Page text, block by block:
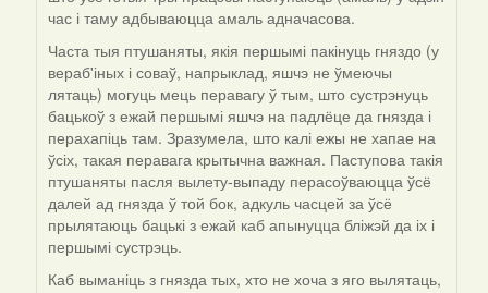
час і таму адбываюцца амаль адначасова.
Часта тыя птушаняты, якія першымі пакінуць гняздо (у
вераб'іных і соваў, напрыклад, яшчэ не ўмеючы
лятаць) могуць мець перавагу ў тым, што сустрэнуць
бацькоў з ежай першымі яшчэ на падлёце да гнязда і
перахапіць там. Зразумела, што калі ежы не хапае на
ўсіх, такая перавага крытычна важная. Паступова такія
птушаняты пасля вылету-выпаду перасоўваюцца ўсё
далей ад гнязда ў той бок, адкуль часцей за ўсё
прылятаюць бацькі з ежай каб апынуцца бліжэй да іх і
першымі сустрэць.
Каб выманіць з гнязда тых, хто не хоча з яго вылятаць,